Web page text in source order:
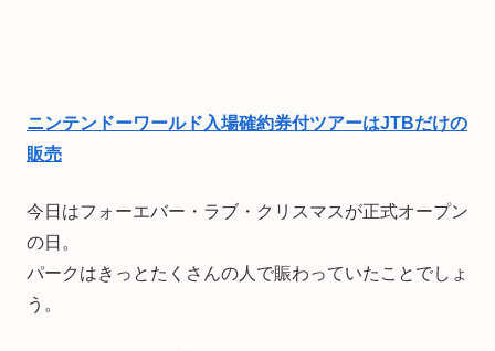
ニンテンドーワールド入場確約券付ツアーはJTBだけの
販売
今日はフォーエバー・ラブ・クリスマスが正式オープン
の日。
パークはきっとたくさんの人で賑わっていたことでしょ
う。